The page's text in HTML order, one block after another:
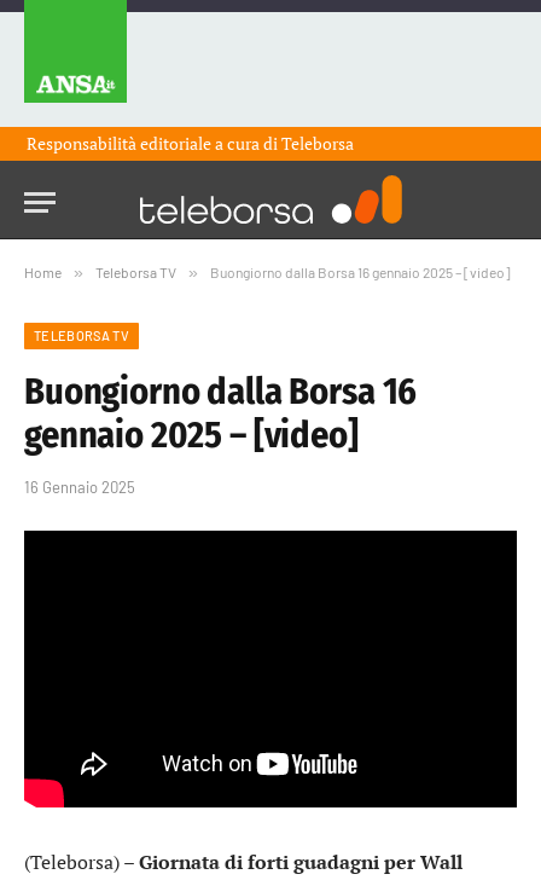
Responsabilità editoriale a cura diTeleborsa
Home » Teleborsa TV » Buongiorno dalla Borsa 16 gennaio 2025 – [video]
TELEBORSA TV
Buongiorno dalla Borsa 16
gennaio 2025 – [video]
16 Gennaio 2025
(Teleborsa) –Giornata di forti guadagni per Wall